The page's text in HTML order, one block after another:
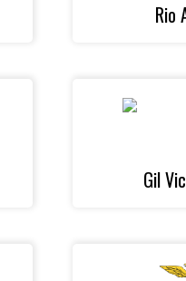
Rio
Gil